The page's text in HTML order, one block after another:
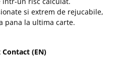
si extrem de rejucabile,
pana la ultima carte.
(EN)